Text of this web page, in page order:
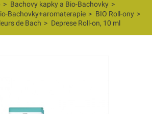
> Bachovy kapky a Bio-Bachovky >
Bachovky+aromaterapie > BIO Roll-ony >
de Bach > Deprese Roll-on, 10 ml